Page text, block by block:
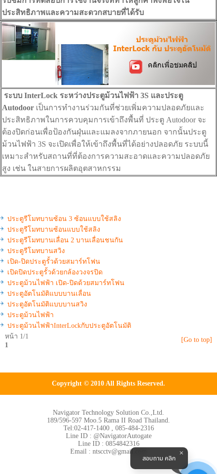
ประสิทธิภาพและความสะดวกสบายที่ได้รับ
ระบบ InterLock ระหว่างประตูม้วนไฟฟ้า 3S และประตู
Autodoor เป็นการทำงานร่วมกันที่ช่วยเพิ่มความปลอดภัยและ
ประสิทธิภาพในการควบคุมการเข้าถึงพื้นที่ ประตู Autodoor จะ
ต้องปิดก่อนเพื่อป้องกันฝุ่นและแมลงจากภายนอก จากนั้นประตู
ม้วนไฟฟ้า 3S จะเปิดเพื่อให้เข้าถึงพื้นที่ได้อย่างปลอดภัย ระบบนี้
เหมาะสำหรับสถานที่ที่ต้องการความสะอาดและความปลอดภัย
สูง เช่น ในสายการผลิตอุตสาหกรรม
ประตูรีโมทบานซ้อน 3 ซ้อนแบบใช้สลิง
ประตูรีโมทบานซ้อนแบบใช้สลิง
ประตูรีโมทบานเลื่อน 2 บานเลื่อนชนกัน
ประตูรีโมทบานสวิง
เปิด-ปิดประตูรั้วด้วยสมาร์ทโฟน
เปิดปิดประตูรั้วด้วยกล้องวงจรปิด
ประตูม้วนไฟฟ้า เปิด-ปิดด้วยสมาร์ทโฟน
ประตูอัตโนมัติแบบบานเลื่อน
ประตูอัตโนมัติแบบบานสวิง
ประตูม้วนไฟฟ้า
ประตูม้วนไฟฟ้าInterLockกับประตูอัตโนมัติ
หน้า 1/1
1
[Go to top]
Copyright © 2010 All Rights Reserved.
Navigator Technology Solution Co.,Ltd.
189/596-597 Moo.5 Rama II Road Thailand.
Tel:02-417-1400 , 085-484-2316
Line ID : @NavigatorAutogate
Line ID : 0854842316
Email : ntscctv@gmail.com
สอบถาม คลิก